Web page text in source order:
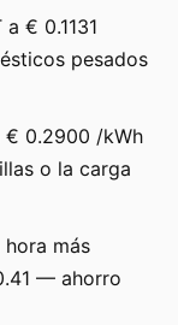
a € 0.1131
pesados
€ 0.2900 /kWh
o la carga
hora más
— ahorro